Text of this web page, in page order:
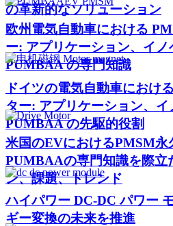
の革新的なソリューション
欧州電気自動車における
ー: アプリケーション、イノ
PUMBAA の専門知識
ドイツの電気自動車におけ
ター: アプリケーション、
PUMBAA の先駆的役割
米国のEVにおけるPMSM永
PUMBAAの専門知識を際立
ン、課題、トレンド
ハイパワー DC-DC パワー
ギー変換の未来を推進